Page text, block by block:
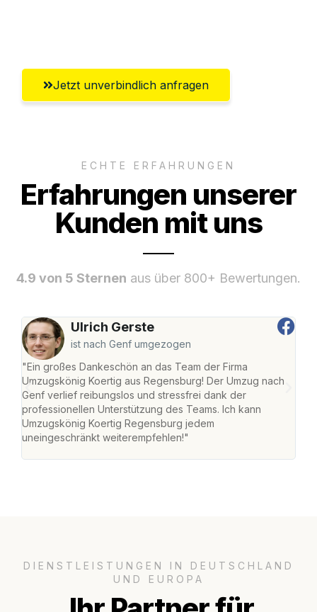
Jetzt unverbindlich anfragen
ECHTE ERFAHRUNGEN
Erfahrungen unserer
Kunden mit uns
4.9 von 5 Sternen aus über 800+ Bewertungen.
Ulrich Gerste
ist nach Genf umgezogen
"Ein großes Dankeschön an das Team der Firma
Umzugskönig Koertig aus Regensburg! Der Umzug nach
Genf verlief reibungslos und stressfrei dank der
professionellen Unterstützung des Teams. Ich kann
Umzugskönig Koertig Regensburg jedem
uneingeschränkt weiterempfehlen!"
DIENSTLEISTUNGEN IN DEUTSCHLAND
UND EUROPA